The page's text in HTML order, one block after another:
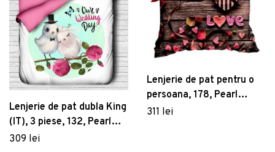
Lenjerie de pat dubla King
(IT), 3 piese, 132, Pearl
Home, Poliester Satinat
309 lei
Lenjerie de pat pentru o
persoana, 178, Pearl
Home, Poliester Satinat
311 lei